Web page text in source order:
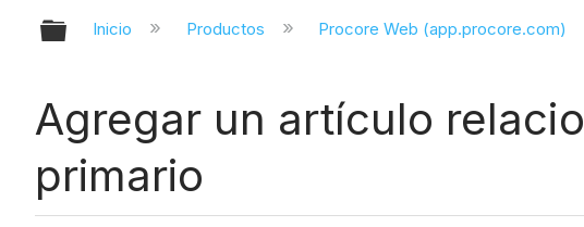
Expandir/contraer jerarquía global
Inicio Productos Procore Web (app.procore.com)
Agregar un artículo
primario